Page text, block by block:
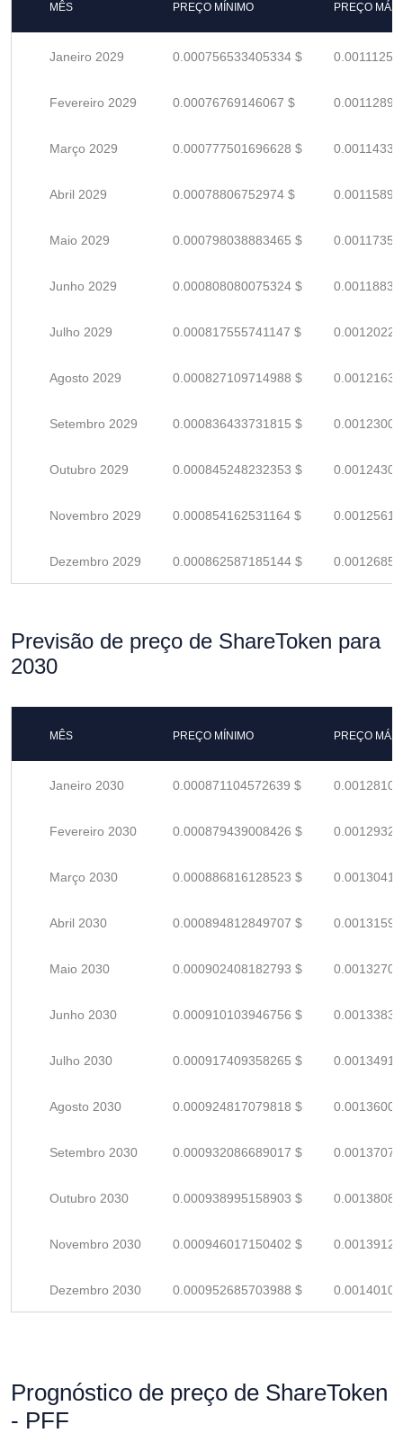
MÊS PREÇO MÍNIMO PREÇO
Janeiro 2029 0.000756533405334 $
Fevereiro 2029 0.00076769146067 $
Março 2029 0.000777501696628 $
Abril 2029 0.00078806752974 $
Maio 2029 0.000798038883465 $
Junho 2029 0.000808080075324 $
Julho 2029 0.000817555741147 $
Agosto 2029 0.000827109714988 $
Setembro 2029 0.000836433731815 $
Outubro 2029 0.000845248232353 $
Novembro 2029 0.000854162531164 $
Dezembro 2029 0.000862587185144 $
Previsão de preço de ShareToken para
2030
MÊS PREÇO MÍNIMO PREÇO
Janeiro 2030 0.000871104572639 $
Fevereiro 2030 0.000879439008426 $
Março 2030 0.000886816128523 $
Abril 2030 0.000894812849707 $
Maio 2030 0.000902408182793 $
Junho 2030 0.000910103946756 $
Julho 2030 0.000917409358265 $
Agosto 2030 0.000924817079818 $
Setembro 2030 0.000932086689017 $
Outubro 2030 0.000938995158903 $
Novembro 2030 0.000946017150402 $
Dezembro 2030 0.000952685703988 $
Prognóstico de preço de ShareToken
- PFF